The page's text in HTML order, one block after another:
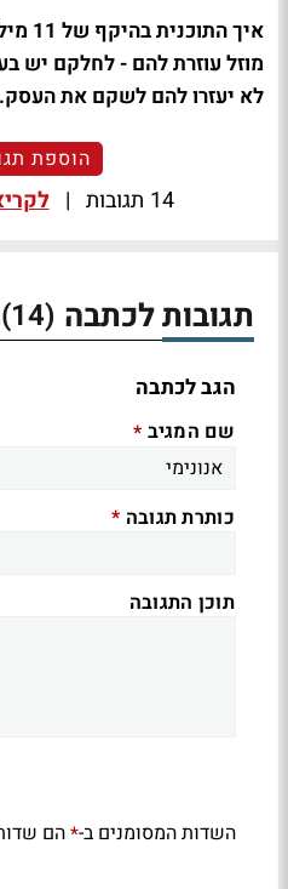
איך
מוזל עוזרת להם - לחלקם יש
לא יעזרו להם לשקם את העסק.
הוספת
14 תגובות |
תגובות לכתבה (14)
הגב לכתבה
שם המגיב *
כותרת תגובה *
תוכן התגובה
השדות המסומנים ב-*הם